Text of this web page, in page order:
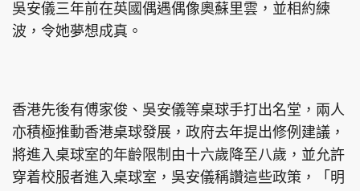
吳安儀三年前在英國偶遇偶像奧蘇里雲，並相約練
波，令她夢想成真。
香港先後有傅家俊、吳安儀等桌球手打出名堂，兩人
亦積極推動香港桌球發展，政府去年提出修例建議，
將進入桌球室的年齡限制由十六歲降至八歲，並允許
穿着校服者進入桌球室，吳安儀稱讚這些政策，「明